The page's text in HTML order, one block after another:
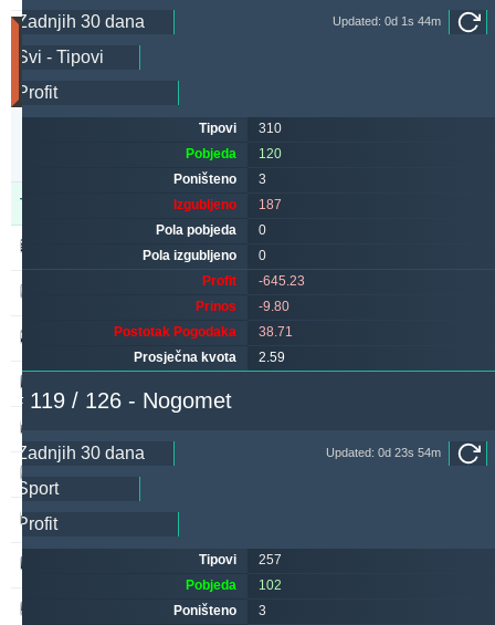
Updated: 0d 1s 44m
Tipovi
Pobjeda
Poništeno
Izgubljeno
Pola pobjeda
Pola izgubljeno
310
120
3
187
0
0
Profit
Prinos
Postotak Pogodaka
Prosječna kvota
-645.23
-9.80
38.71
2.59
# 119 / 126 - Nogomet
Updated: 0d 23s 54m
Tipovi
Pobjeda
Poništeno
257
102
3
Utakmice
(Zadnjih
dana)
Tipster Pobjeda Poništeno
476 48
314 0 355
273
sf49ers
26
5